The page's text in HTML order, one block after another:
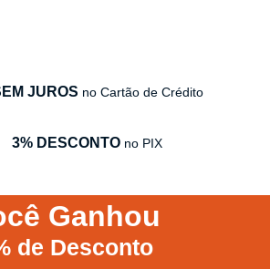
JUROS no Cartão de Crédito
3% DESCONTO no PIX
Ganhou
de Desconto